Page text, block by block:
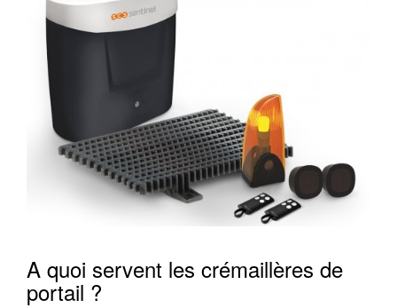
A quoi servent les crémaillères de
portail ?